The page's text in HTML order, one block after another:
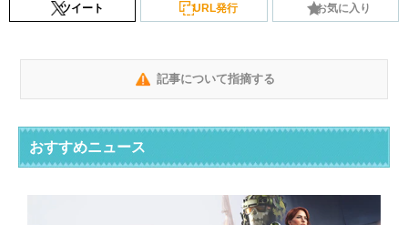
ツイート URL発行 お気に入り
記事について指摘する
おすすめニュース